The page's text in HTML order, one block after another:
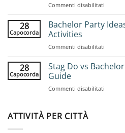
Commenti disabilitati
to
28
Capocorda
Bachelor Party
Activities
Commenti disabilitati
Party
28
Capocorda
Stag Do vs
Guide
Commenti disabilitati
ATTIVITÀ PER CITTÀ